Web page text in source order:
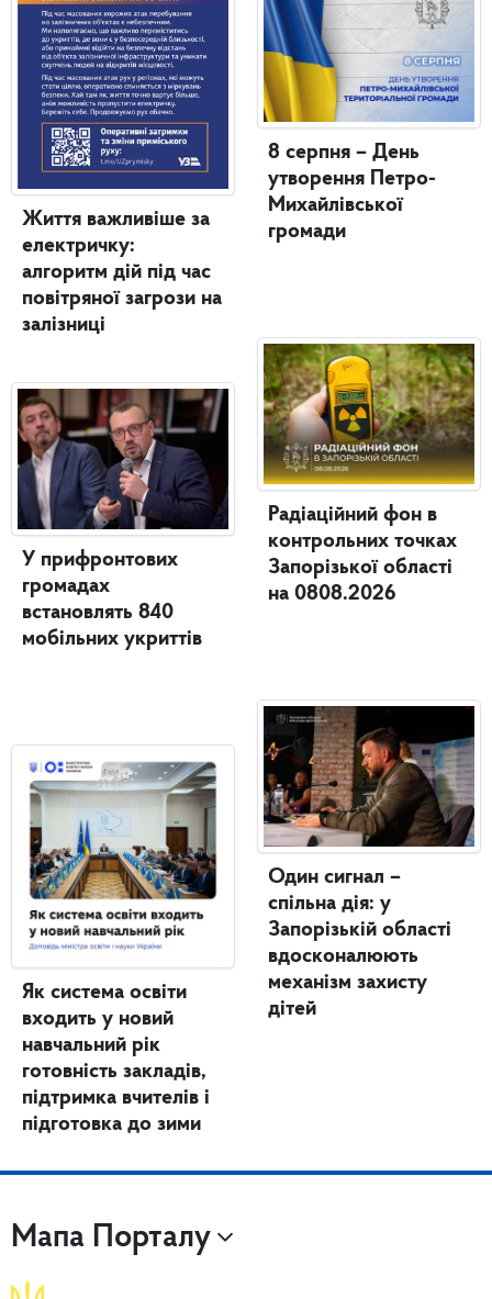
Життя важливіше за
електричку:
алгоритм дій під час
повітряної загрози на
залізниці
У прифронтових
громадах
встановлять 840
мобільних укриттів
Як система освіти
входить у новий
навчальний рік
готовність закладів,
підтримка вчителів і
підготовка до зими
8 серпня – День
утворення Петро-
Михайлівської
громади
Радіаційний фон в
контрольних точках
Запорізької області
на 0808.2026
Один сигнал –
спільна дія: у
Запорізькій області
вдосконалюють
механізм захисту
дітей
Мапа Порталу